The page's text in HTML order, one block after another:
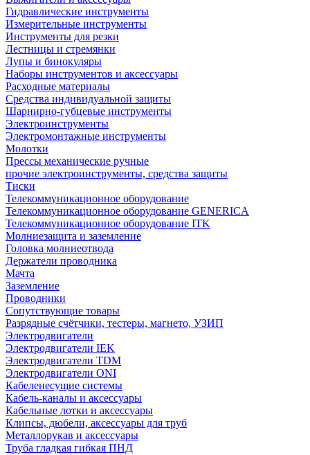
Гидравлические инструменты
Измерительные инструменты
Инструменты для резки
Лестницы и стремянки
Лупы и бинокуляры
Наборы инструментов и аксессуары
Расходные материалы
Средства индивидуальной защиты
Шарнирно-губцевые инструменты
Электроинструменты
Электромонтажные инструменты
Молотки
Прессы механические ручные
прочие электроинструменты, средства защиты
Тиски
Телекоммуникационное оборудование
Телекоммуникационное оборудование GENERICA
Телекоммуникационное оборудование ITK
Молниезащита и заземление
Головка молниеотвода
Держатели проводника
Мачта
Заземление
Проводники
Сопутствующие товары
Разрядные счётчики, тестеры, магнето, УЗИП
Электродвигатели
Электродвигатели IEK
Электродвигатели TDM
Электродвигатели ONI
Кабеленесущие системы
Кабель-каналы и аксессуары
Кабельные лотки и аксессуары
Клипсы, дюбели, аксессуары для труб
Металлорукав и аксессуары
Труба гладкая гибкая ПНД